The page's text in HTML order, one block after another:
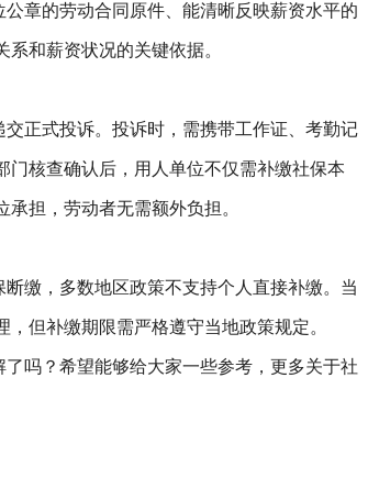
章的劳动合同原件、能清晰反映薪资水平的
和薪资状况的关键依据。
正式投诉。投诉时，需携带工作证、考勤记
核查确认后，用人单位不仅需补缴社保本
担，劳动者无需额外负担。
缴，多数地区政策不支持个人直接补缴。当
但补缴期限需严格遵守当地政策规定。
吗？希望能够给大家一些参考，更多关于社